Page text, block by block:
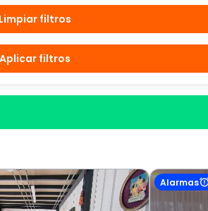
Limpiar filtros
Aplicar filtros
Alarmas